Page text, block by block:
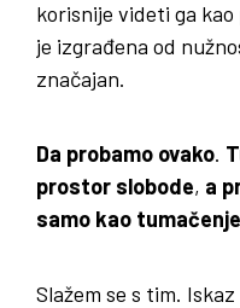
korisnije videti ga
je izgrađena od
značajan.
Da probamo ovako.
prostor slobode, a
samo kao tumačenje
Slažem se s tim.